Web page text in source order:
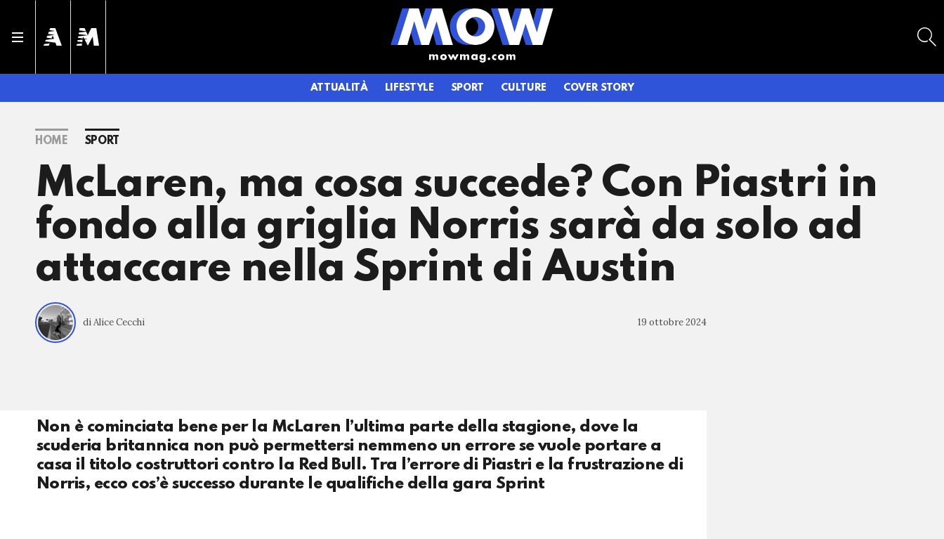
ATTUALITÀ LIFESTYLE SPORT CULTURE COVER STORY
HOME SPORT
McLaren, ma cosa succede? Con Piastri in
fondo alla griglia Norris sarà da solo ad
attaccare nella Sprint di Austin
di Alice Cecchi 19 ottobre 2024
Non è cominciata bene per la McLaren l’ultima parte della stagione, dove la
scuderia britannica non può permettersi nemmeno un errore se vuole portare a
casa il titolo costruttori contro la Red Bull. Tra l’errore di Piastri e la frustrazione di
Norris, ecco cos’è successo durante le qualifiche della gara Sprint